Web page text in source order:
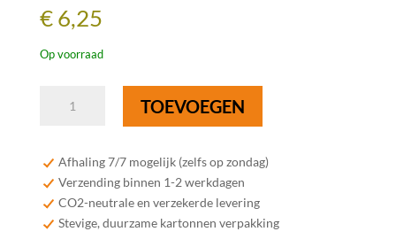
€6,25
Op voorraad
aantal
TOEVOEGEN
Afhaling 7/7 mogelijk (zelfs op zondag)
Verzending binnen 1-2 werkdagen
CO2-neutrale en verzekerde levering
Stevige, duurzame kartonnen verpakking